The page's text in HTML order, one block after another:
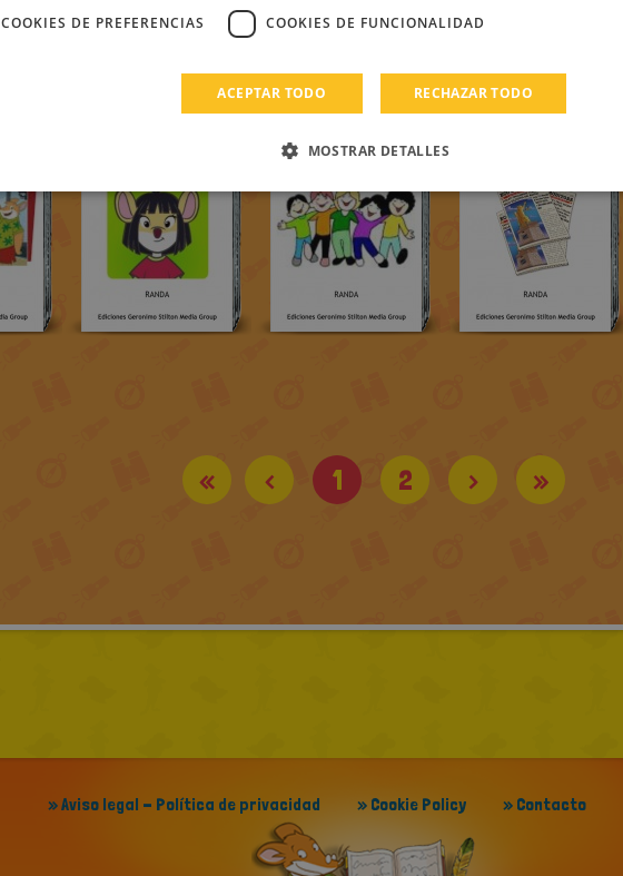
« < 1 2 > »
» Aviso legal - Política de privacidad » Cookie Policy » Contacto
COOKIES DE PREFERENCIAS COOKIES DE FUNCIONALIDAD
ACEPTAR TODO RECHAZAR TODO
MOSTRAR DETALLES